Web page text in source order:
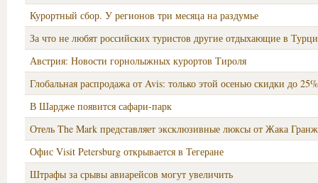
Курортный сбор. У регионов три месяца на раздумье
За что не любят российских туристов другие отдыхающие в
Австрия: Новости горнолыжных курортов Тироля
Глобальная распродажа от Avis: только этой осенью скидки до 25%
В Шардже появится сафари-парк
Отель The Mark представляет эксклюзивные люксы от Жака
Офис Visit Petersburg открывается в Тегеране
Штрафы за срывы авиарейсов могут увеличить